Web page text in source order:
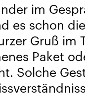
im
es schon
Gruß im
Paket
Solche